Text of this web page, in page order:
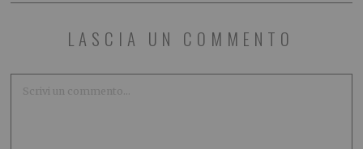
LASCIA UN COMMENTO